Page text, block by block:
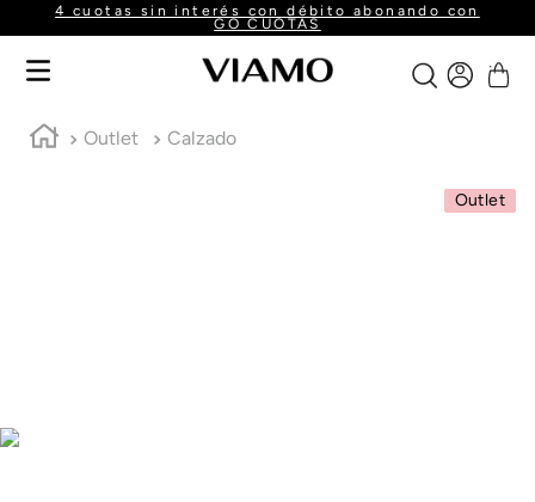
4 cuotas sin interés con débito abonando con
GO CUOTAS
Outlet Calzado
Outlet